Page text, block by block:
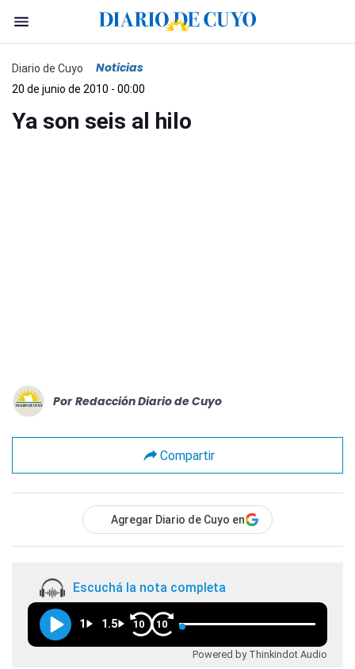
Diario de Cuyo Noticias
20 de junio de 2010 - 00:00
Ya son seis al hilo
Por Redacción Diario de Cuyo
Compartir
Agregar Diario de Cuyo en
Escuchá la nota completa
1 1.5 10 10
Powered by Thinkindot Audio